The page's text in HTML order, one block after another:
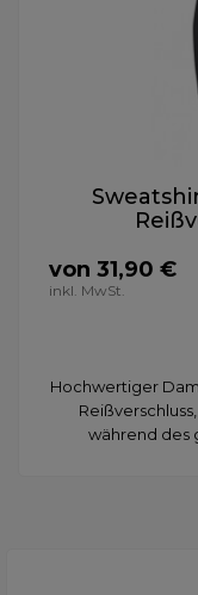
von 31,90 €
inkl. MwSt.
Hochwertiger
während des